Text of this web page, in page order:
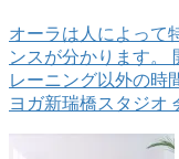
オーラは人によって
ンスが分かります。
レーニング以外の時
ヨガ新瑞橋スタジ